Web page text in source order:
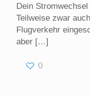
Dein
Teilweise zwar
Flugverkehr
aber […]
0